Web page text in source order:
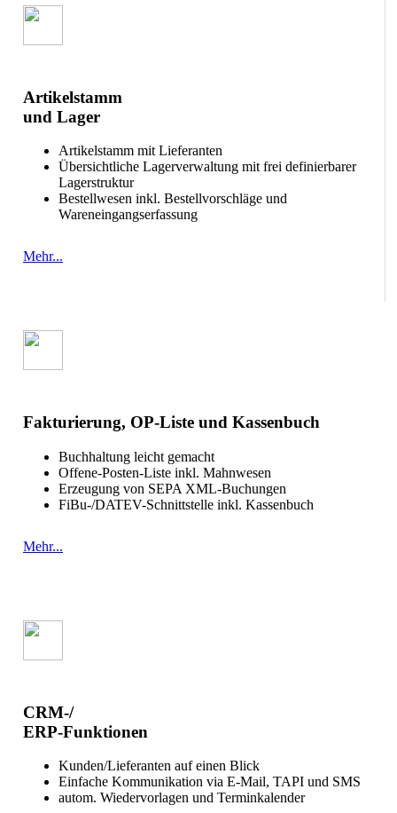
Artikelstamm
und Lager
Artikelstamm mit Lieferanten
Übersichtliche Lagerverwaltung mit frei definierbarer
Lagerstruktur
Bestellwesen inkl. Bestellvorschläge und
Wareneingangserfassung
Mehr...
Fakturierung, OP-Liste und Kassenbuch
Buchhaltung leicht gemacht
Offene-Posten-Liste inkl. Mahnwesen
Erzeugung von SEPA XML-Buchungen
FiBu-/DATEV-Schnittstelle inkl. Kassenbuch
Mehr...
CRM-/
ERP-Funktionen
Kunden/Lieferanten auf einen Blick
Einfache Kommunikation via E-Mail, TAPI und SMS
autom. Wiedervorlagen und Terminkalender